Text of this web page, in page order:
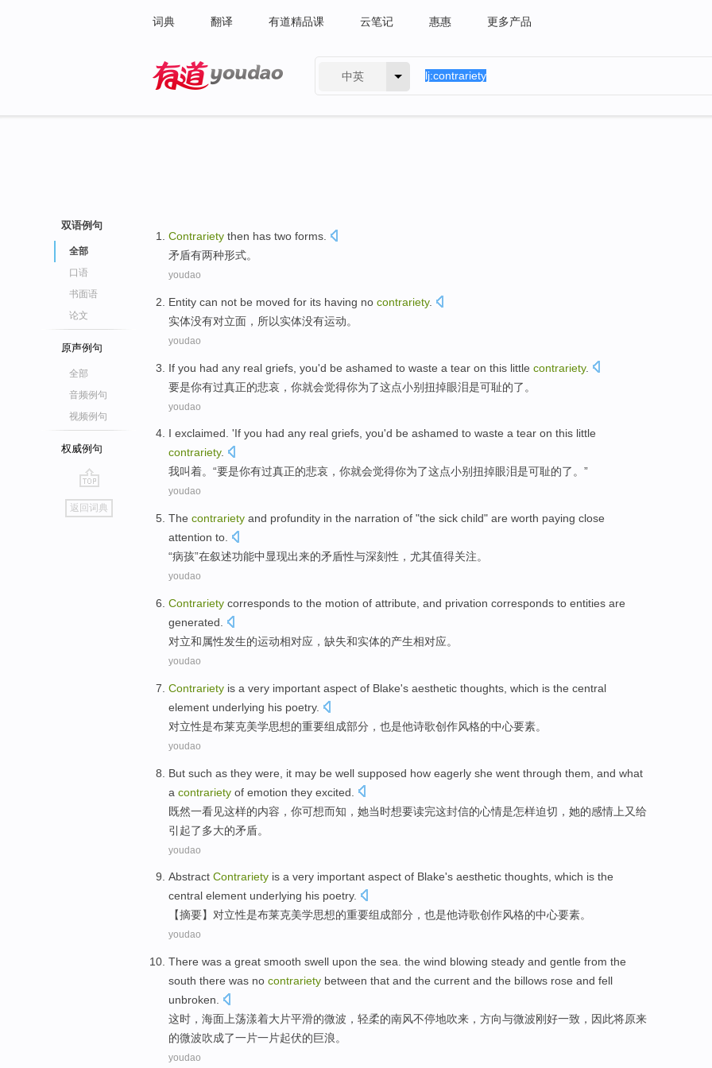
词典 翻译 有道精品课 云笔记 惠惠 更多产品
中英
双语例句
全部
口语
书面语
论文
原声例句
全部
音频例句
视频例句
权威例句
go
top
返回词典
Contrariety then has two forms
矛盾有两种形式。
youdao
Entity can not be moved for its having no contrariety.
实体没有对立面，所以实体没有运动。
youdao
If you had any real griefs you'd be ashamed to waste a tear on this little contrariety.
要是你有过真正的悲哀 ，你就会觉得你为了这点小别扭掉眼泪是可耻的了。
youdao
I exclaimed. 'If you had any real griefs, you'd be ashamed to waste a tear on this little
contrariety.
我叫着。“要是你有过真正的悲哀 ，你就会觉得你为了这点小别扭掉眼泪是可耻的了。”
youdao
The contrariety and profundity in the narration of "the sick child" are worth paying close
attention to.
“病孩”在叙述功能中显现出来的矛盾性与深刻性，尤其值得关注。
youdao
Contrariety corresponds to the motion of attribute and privation corresponds to entities are
generated
对立和属性发生的运动相对应 ， 缺失和实体的产生相对应。
youdao
Contrariety is a very important aspect of Blake's aesthetic thoughts , which is the central
element underlying his poetry.
对立性是布莱克美学思想的重要组成部分， 也是他诗歌创作风格的中心要素。
youdao
But such as they were, it may be well supposed how eagerly she went through them, and what
a contrariety of emotion they excited
既然一看见这样的内容， 你可想而知 ， 她当时想要读完这封信的心情是怎样迫切 ，她的感情 上又给
引起了多大的矛盾。
youdao
Abstract Contrariety is a very important aspect of Blake's aesthetic thoughts, which is the
central element underlying his poetry.
【摘要】 对立性是布莱克美学思想的重要组成部分， 也是他诗歌创作风格的中心要素。
youdao
There was a great smooth swell upon the sea. the wind blowing steady and gentle from the
south there was no contrariety between that and the current and the billows rose and fell
unbroken.
这时 ，海面 上荡漾着大片平滑的微波， 轻柔的南风不停地吹来，方向与微波刚好一致 ，因此将原来
的微波吹成了一片一片起伏的巨浪。
youdao